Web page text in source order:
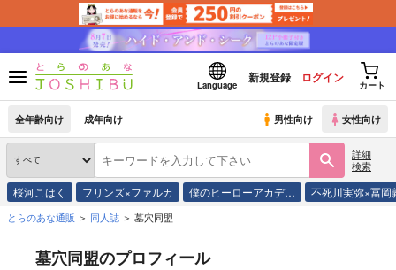
Language
新規登録 ログイン
カート
全年齢向け 成年向け 男性向け 女性向け
詳細
検索
桜河こはく フリンズ×ファルカ 僕のヒーローアカデ… 不死川実弥×冨岡
とらのあな通販 同人誌 墓穴同盟
墓穴同盟のプロフィール